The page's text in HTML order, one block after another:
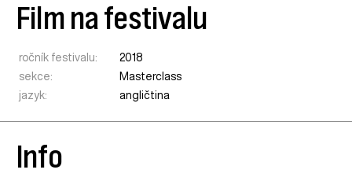
Film na festivalu
ročník festivalu:
2018
sekce:
Masterclass
jazyk:
angličtina
Info